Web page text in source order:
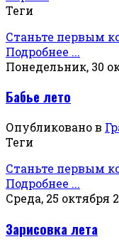
Теги
Станьте первым
Подробнее ...
Понедельник, 30
Бабье лето
Опубликовано в
Теги
Станьте первым
Подробнее ...
Среда, 25 октября
Зарисовка лета